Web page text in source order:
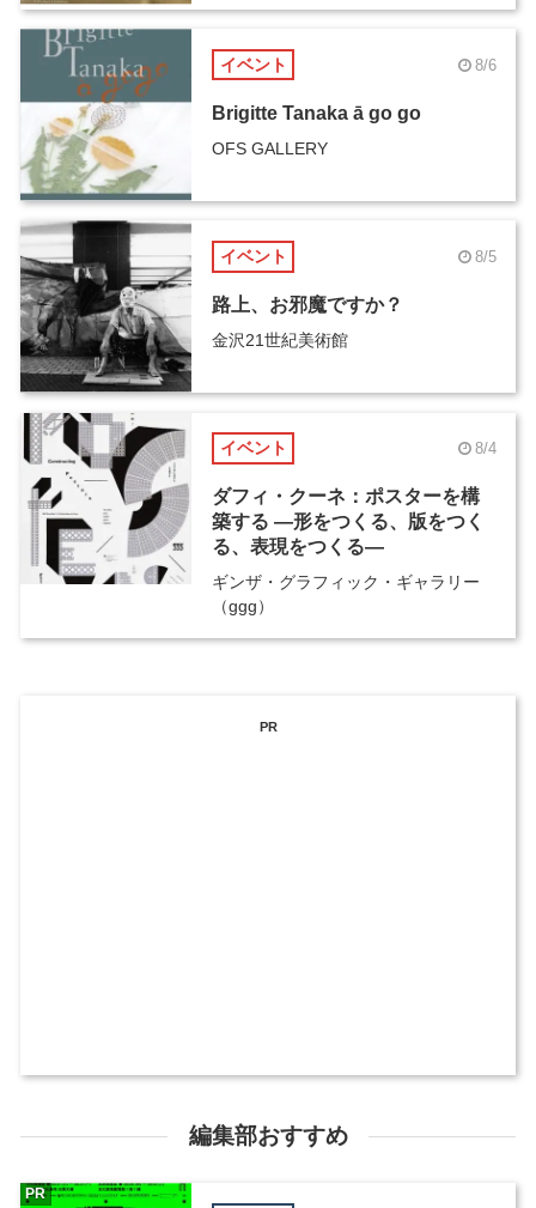
イベント 8/6
Brigitte Tanaka ā go go
OFS GALLERY
イベント 8/5
路上、お邪魔ですか？
金沢21世紀美術館
イベント 8/4
ダフィ・クーネ：ポスターを構
築する ―形をつくる、版をつく
る、表現をつくる―
ギンザ・グラフィック・ギャラリー
（ggg）
PR
編集部おすすめ
PR